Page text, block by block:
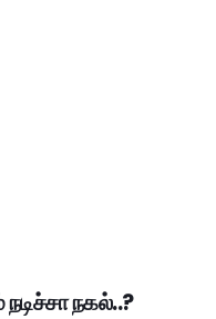
நடிச்சா நகல்..?